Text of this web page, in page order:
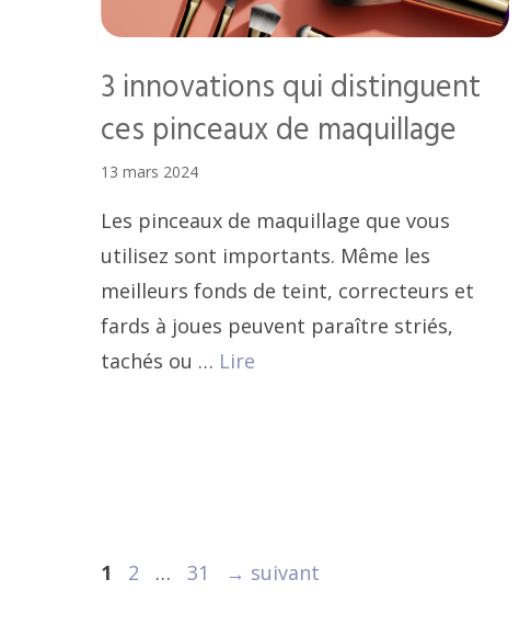
3 innovations qui distinguent
ces pinceaux de maquillage
13 mars 2024
Les pinceaux de maquillage que vous
utilisez sont importants. Même les
meilleurs fonds de teint, correcteurs et
fards à joues peuvent paraître striés,
tachés ou … Lire
Navigation
Page
1 Page
2 … Page
31 → suivant